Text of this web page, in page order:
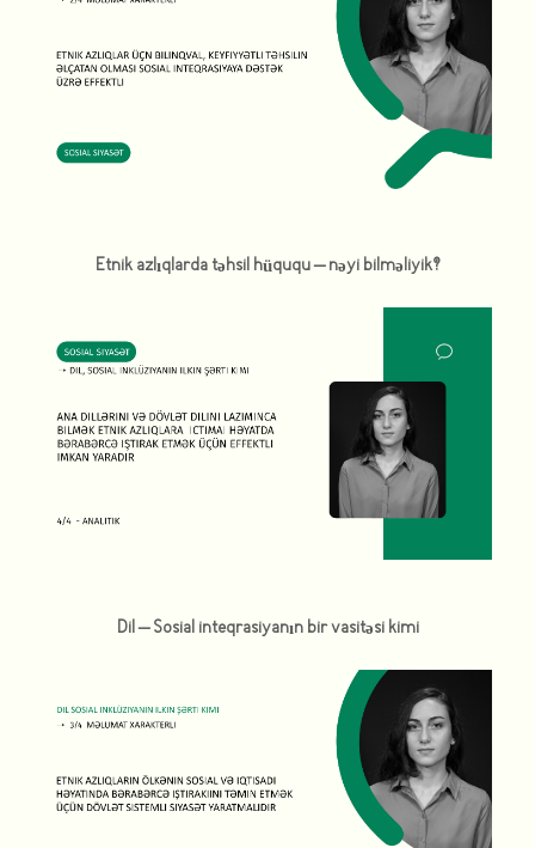
Etnik azlıqlarda təhsil hüququ – nəyi bilməliyik?
Dil – Sosial inteqrasiyanın bir vasitəsi kimi